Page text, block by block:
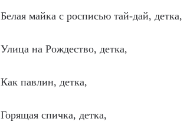
Белая майка с росписью тай-дай, детка,
Улица на Рождество, детка,
Как павлин, детка,
Горящая спичка, детка,